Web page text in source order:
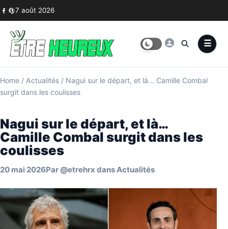
Skip to content
7 août 2026
Home / Actualités / Nagui sur le départ, et là… Camille Combal
surgit dans les coulisses
Nagui sur le départ, et là…
Camille Combal surgit dans les
coulisses
20 mai 2026Par @etrehrx dansActualités